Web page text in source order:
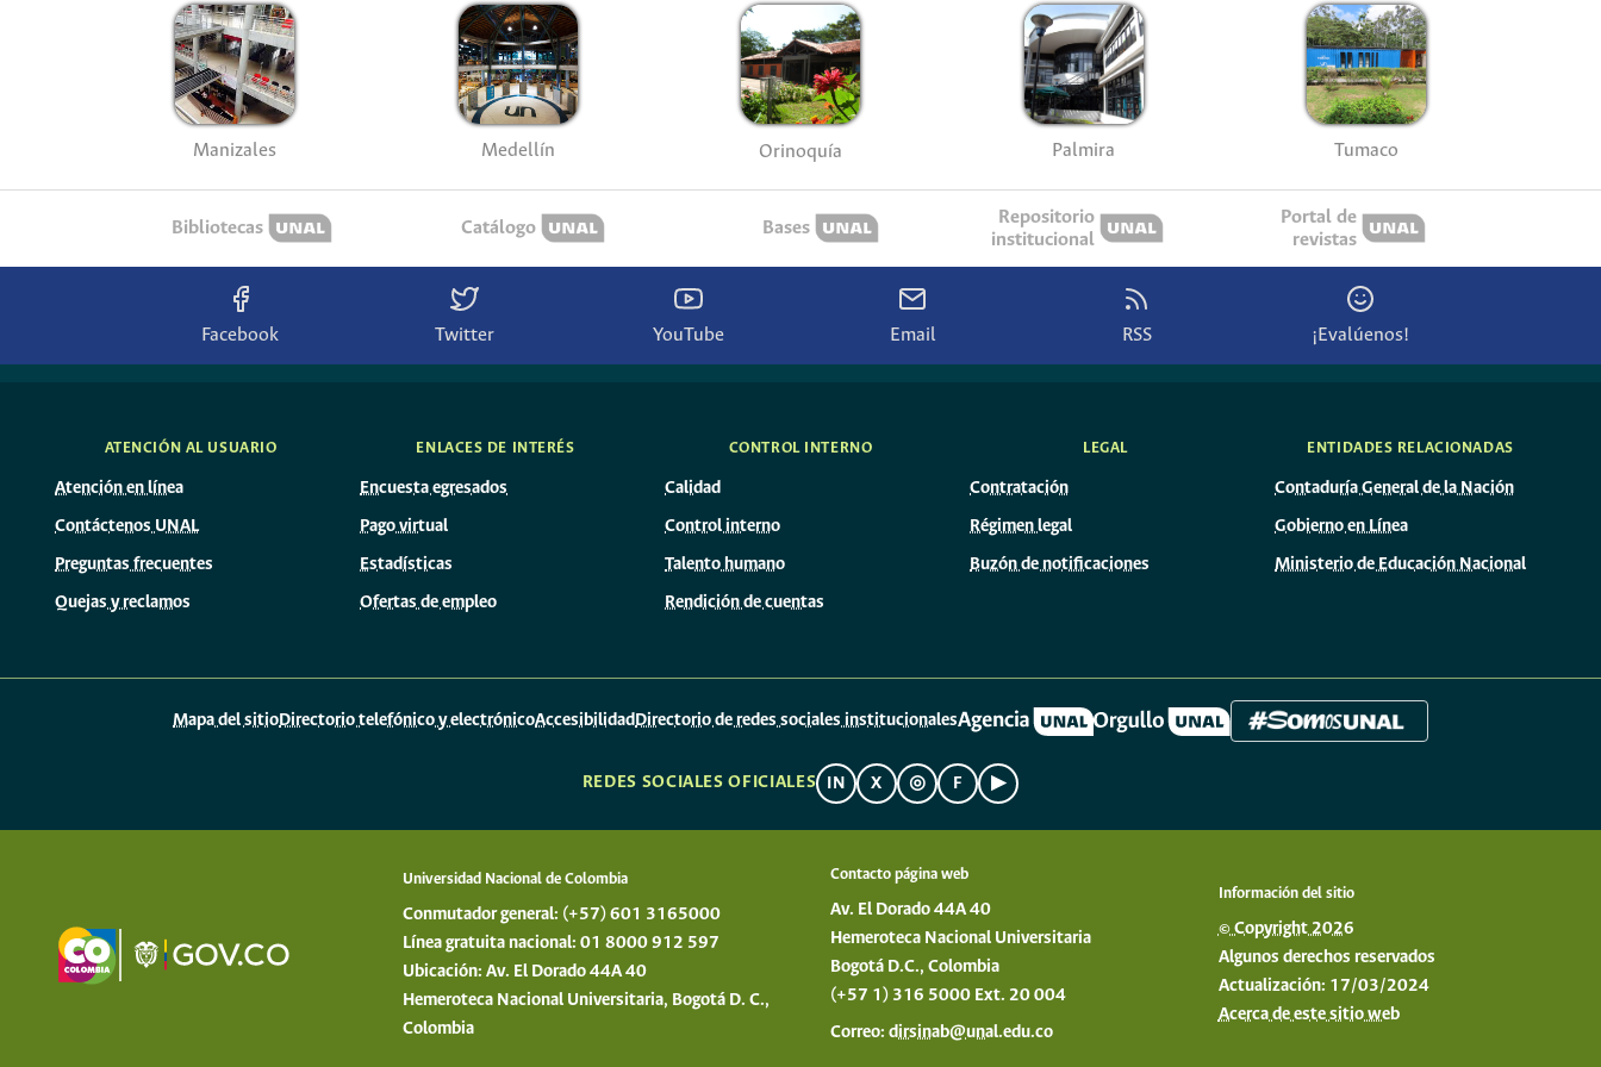
Manizales Medellín Orinoquía Palmira Tumaco
Bibliotecas Catálogo Bases
Repositorio
institucional
Portal de
revistas
Facebook Twitter YouTube Email RSS ¡Evalúenos!
ATENCIÓN AL USUARIO
Atención en línea
Contáctenos UNAL
Preguntas frecuentes
Quejas y reclamos
ENLACES DE INTERÉS
Encuesta egresados
Pago virtual
Estadísticas
Ofertas de empleo
CONTROL INTERNO
Calidad
Control interno
Talento humano
Rendición de cuentas
LEGAL
Contratación
Régimen legal
Buzón de notificaciones
ENTIDADES RELACIONADAS
Contaduría General de la Nación
Gobierno en Línea
Ministerio de Educación Nacional
Mapa del sitioDirectorio telefónico y electrónicoAccesibilidadDirectorio de redes sociales institucionales
REDES SOCIALES OFICIALES IN X ◎ F ▶
Universidad Nacional de Colombia
Conmutador general: (+57) 601 3165000
Línea gratuita nacional: 01 8000 912 597
Ubicación: Av. El Dorado 44A 40
Hemeroteca Nacional Universitaria, Bogotá D. C.,
Colombia
Contacto página web
Av. El Dorado 44A 40
Hemeroteca Nacional Universitaria
Bogotá D.C., Colombia
(+57 1) 316 5000 Ext. 20 004
Correo: dirsinab@unal.edu.co
Información del sitio
© Copyright 2026
Algunos derechos reservados
Actualización: 17/03/2024
Acerca de este sitio web